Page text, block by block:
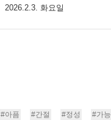
2026.2.3. 화요일
#아픔 #간절 #정성 #가능